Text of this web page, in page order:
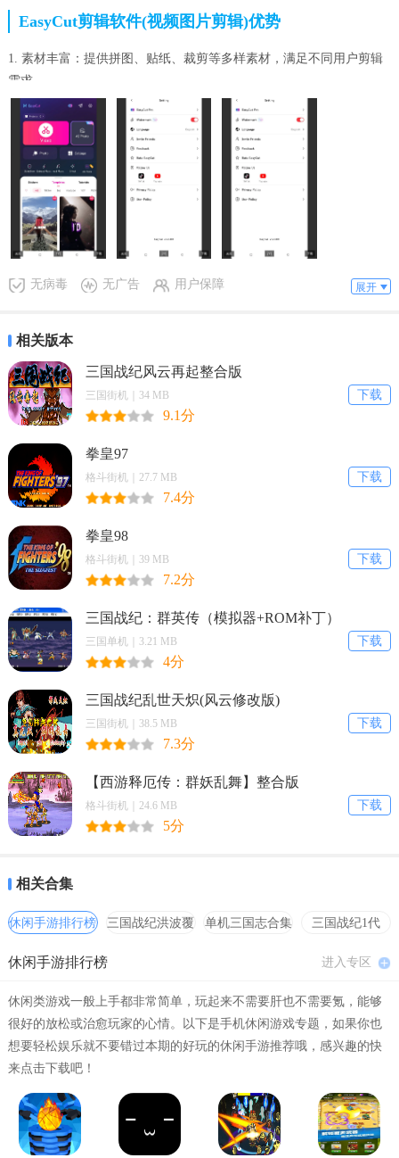
EasyCut剪辑软件(视频图片剪辑)优势
1. 素材丰富：提供拼图、贴纸、裁剪等多样素材，满足不同用户剪辑
需求。
2. 功能强大：图片视频处理轻松搞定，解锁高级功能，版本持续更
EasyCut剪辑软件(视频图片剪辑)功能
1、提供丰富素材，涵盖拼图、贴纸、裁剪等多样功能，满足不同用户
剪辑需求。
4、解锁高级功能，享受更多创意工具，为视频图片剪辑增添更多可
能。
5、跟随版本更新，不断优化体验，持续带来更强大、更实用的剪辑功
能。
EasyCut剪辑软件(视频图片剪辑)使用说明
1. 素材丰富：EasyCut剪辑软件提供海量素材，涵盖拼图、贴纸、裁剪
等多样功能，充分满足不同用户剪辑需求。
2. 图片处理：可轻松处理图片，实现各种创意效果。
4. 功能全面：不管处理图片还是视频，都能轻松搞定。
5. 版本更新：解锁高级功能版本持续更新，带来更多便利与可能。
EasyCut剪辑软件(视频图片剪辑)常见问题
1. EasyCut剪辑软件能处理哪些内容？
答：不管是图片还是视频，它都能够轻松搞定。
2. EasyCut剪辑软件有哪些功能？
3. 软件能满足什么需求？
答：极大满足了不同用户的剪辑需要。
4. 如何解锁高级功能？
答：通过版本更新来解锁高级功能。
无病毒 无广告 用户保障 展开
相关版本
三国战纪风云再起整合版
下载
三国街机｜34 MB
9.1分
拳皇97
下载
格斗街机｜27.7 MB
7.4分
拳皇98
下载
格斗街机｜39 MB
7.2分
三国战纪：群英传（模拟器+ROM补丁）
下载
三国单机｜3.21 MB
4分
三国战纪乱世天炽(风云修改版)
下载
三国街机｜38.5 MB
7.3分
【西游释厄传：群妖乱舞】整合版
下载
格斗街机｜24.6 MB
5分
相关合集
休闲手游排行榜
三国战纪洪波覆
单机三国志合集
三国战纪1代
休闲手游排行榜 进入专区
休闲类游戏一般上手都非常简单，玩起来不需要肝也不需要氪，能够
很好的放松或治愈玩家的心情。以下是手机休闲游戏专题，如果你也
想要轻松娱乐就不要错过本期的好玩的休闲手游推荐哦，感兴趣的快
来点击下载吧！